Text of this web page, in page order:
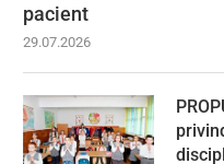
pacient
29.07.2026